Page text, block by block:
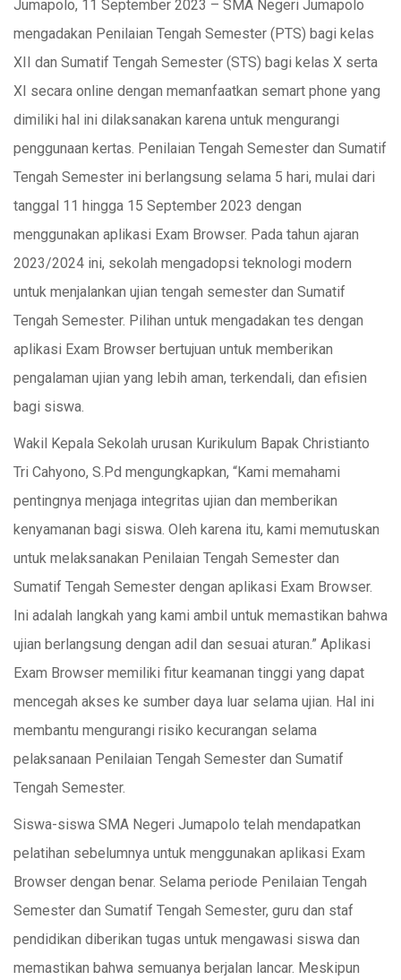
Jumapolo, 11 September 2023 – SMA Negeri Jumapolo
mengadakan Penilaian Tengah Semester (PTS) bagi kelas
XII dan Sumatif Tengah Semester (STS) bagi kelas X serta
XI secara online dengan memanfaatkan semart phone yang
dimiliki hal ini dilaksanakan karena untuk mengurangi
penggunaan kertas. Penilaian Tengah Semester dan Sumatif
Tengah Semester ini berlangsung selama 5 hari, mulai dari
tanggal 11 hingga 15 September 2023 dengan
menggunakan aplikasi Exam Browser. Pada tahun ajaran
2023/2024 ini, sekolah mengadopsi teknologi modern
untuk menjalankan ujian tengah semester dan Sumatif
Tengah Semester. Pilihan untuk mengadakan tes dengan
aplikasi Exam Browser bertujuan untuk memberikan
pengalaman ujian yang lebih aman, terkendali, dan efisien
bagi siswa.
Wakil Kepala Sekolah urusan Kurikulum Bapak Christianto
Tri Cahyono, S.Pd mengungkapkan, “Kami memahami
pentingnya menjaga integritas ujian dan memberikan
kenyamanan bagi siswa. Oleh karena itu, kami memutuskan
untuk melaksanakan Penilaian Tengah Semester dan
Sumatif Tengah Semester dengan aplikasi Exam Browser.
Ini adalah langkah yang kami ambil untuk memastikan bahwa
ujian berlangsung dengan adil dan sesuai aturan.” Aplikasi
Exam Browser memiliki fitur keamanan tinggi yang dapat
mencegah akses ke sumber daya luar selama ujian. Hal ini
membantu mengurangi risiko kecurangan selama
pelaksanaan Penilaian Tengah Semester dan Sumatif
Tengah Semester.
Siswa-siswa SMA Negeri Jumapolo telah mendapatkan
pelatihan sebelumnya untuk menggunakan aplikasi Exam
Browser dengan benar. Selama periode Penilaian Tengah
Semester dan Sumatif Tengah Semester, guru dan staf
pendidikan diberikan tugas untuk mengawasi siswa dan
memastikan bahwa semuanya berjalan lancar. Meskipun